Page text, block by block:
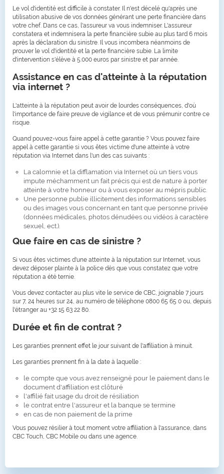
Le vol d'identité est difficile à constater. Il n'est décelé qu'après une
utilisation abusive de vos données générant une perte financière dans
votre chef. Dans ce cas, l'assureur va vous indemniser. L'assureur
constatera et indemnisera la perte financière subie au plus tard 6 mois
après la déclaration du sinistre. Il vous incombera néanmoins de
prouver le vol d'identité et la perte financière subie. La limite
d'intervention s'élève à 5.000 euros par sinistre et par année.
Assistance en cas d'atteinte à la réputation
via internet ?
L'atteinte à la réputation peut avoir de lourdes conséquences, d'où
l'importance de faire preuve de vigilance et de vous prémunir contre ce
risque.
Quand pouvez-vous faire appel à cette garantie ? Vous pouvez faire
appel à cette garantie si vous êtes victime d'une atteinte à votre
réputation via Internet dans l'un des cas suivants :
La calomnie et la difflamation via Internet où un tiers vous
impute méchamment un fait précis qui est de nature à porter
atteinte à votre honneur ou à vous exposer au mépris public.
Une personne publie illicitement des informations sensibles
ou des images vous concernant en tant que personne privée
(données médicales, photos dénudées ou vidéos à caractère
sexuel, ect.).
Que faire en cas de sinistre ?
Si vous êtes victimes d'une atteinte à la réputation sur Internet, vous
devez déposer plainte à la police dès que vous constatez que votre
réputation a été ternie.
Vous devez contacter au plus vite le service de CBC, joignable 7 jours
sur 7, 24 heures sur 24, au numéro de téléphone 0800 65 65 0 ou, depuis
l'étranger au +32 15 63 22 80.
Durée et fin de contrat ?
Les garanties prennent effet le jour suivant de l'affiliation à minuit.
Les garanties prennent fin à la date à laquelle :
le compte que vous avez renseigné pour le paiement dans le
document d'affiliation est clôturé
l'affilié fait usage du droit de résiliation
le contrat entre l'assureur et la banque se termine
en cas de non paiement de la prime
Vous pouvez résilier à tout moment votre affiliation à l'assurance, dans
CBC Touch, CBC Mobile ou dans une agence.